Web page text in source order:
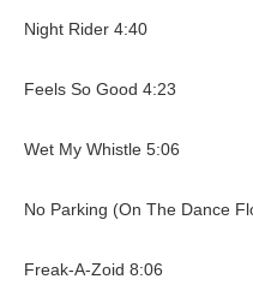
Night Rider 4:40
Feels So Good 4:23
Wet My Whistle 5:06
No Parking (On The Dance
Freak-A-Zoid 8:06